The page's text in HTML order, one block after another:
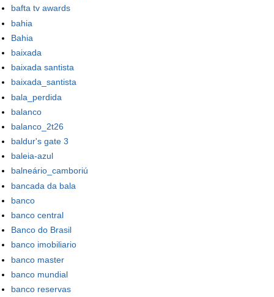
bafta tv awards
bahia
Bahia
baixada
baixada santista
baixada_santista
bala_perdida
balanco
balanco_2t26
baldur's gate 3
baleia-azul
balneário_camboriú
bancada da bala
banco
banco central
Banco do Brasil
banco imobiliario
banco master
banco mundial
banco reservas